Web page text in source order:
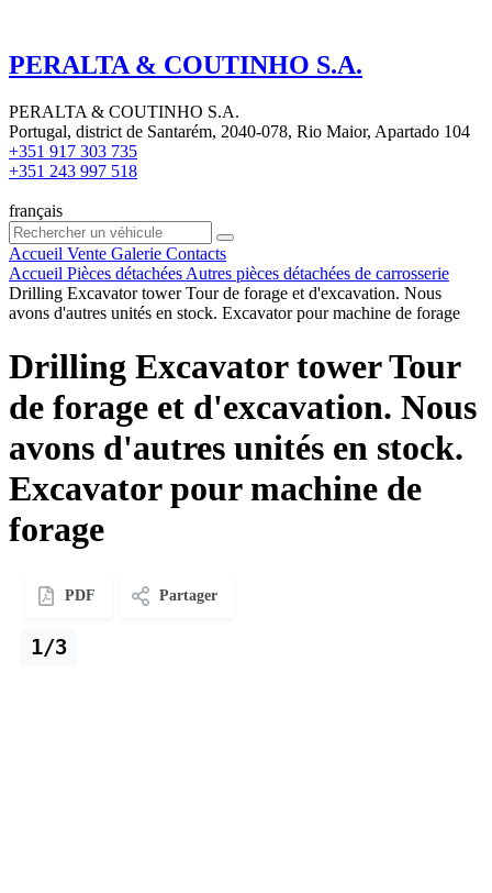
PERALTA & COUTINHO S.A.
PERALTA & COUTINHO S.A.
Portugal, district de Santarém, 2040-078, Rio Maior, Apartado 104
+351 917 303 735
+351 243 997 518
français
Accueil Vente Galerie Contacts
Accueil Pièces détachées Autres pièces détachées de carrosserie
Drilling Excavator tower Tour de forage et d'excavation. Nous
avons d'autres unités en stock. Excavator pour machine de forage
Drilling Excavator tower Tour
de forage et d'excavation. Nous
avons d'autres unités en stock.
Excavator pour machine de
forage
PDF Partager
1/3